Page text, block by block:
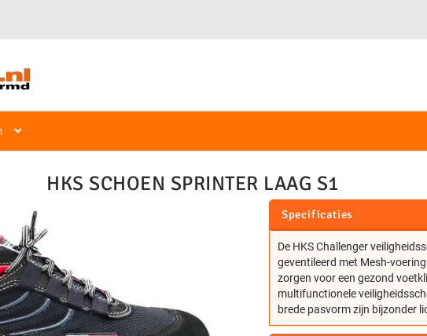
Hoog & Laag Veiligheidsschoenen Laag S1, S2, S3
HKS SCHOEN SPRINTER LAAG S1
Specificaties
De HKS Challenger
geventileerd met Mesh-
zorgen voor een gezond
multifunctionele
brede pasvorm zijn bijzonder